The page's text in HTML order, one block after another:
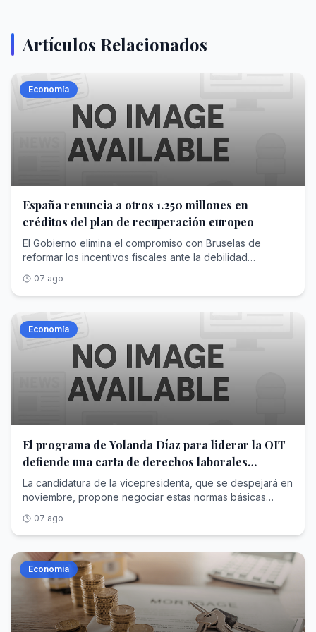
Artículos Relacionados
Economía
España renuncia a otros 1.250 millones en
créditos del plan de recuperación europeo
El Gobierno elimina el compromiso con Bruselas de
reformar los incentivos fiscales ante la debilidad
07 ago
Economía
El programa de Yolanda Díaz para liderar la OIT
defiende una carta de derechos laborales
mínimos para todos los países
La candidatura de la vicepresidenta, que se despejará en
noviembre, propone negociar estas normas básicas
y trabajadores
07 ago
Economía